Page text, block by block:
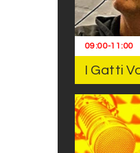
09:00-11:00
I Gatti